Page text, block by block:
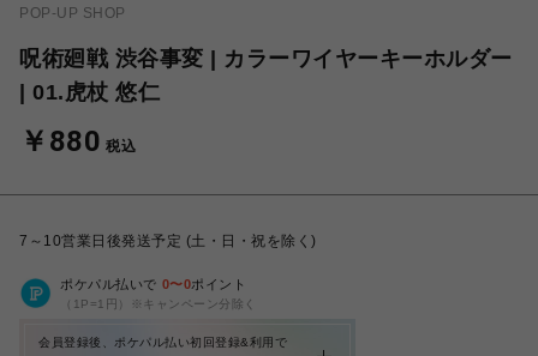
POP-UP SHOP
呪術廻戦 渋谷事変 | カラーワイヤーキーホルダー
| 01.虎杖 悠仁
￥880 税込
7～10営業日後発送予定 (土・日・祝を除く)
ポケパル払いで 0〜0ポイント
（1P=1円）※キャンペーン分除く
会員登録後、ポケパル払い初回登録&利用で